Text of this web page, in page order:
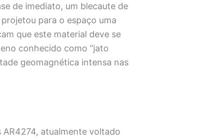
de imediato, um blecaute de
para o espaço uma
que este material deve se
conhecido como “jato
geomagnética intensa nas
atualmente voltado